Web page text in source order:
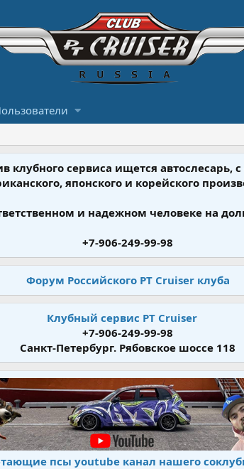
клубного сервиса ищется
японского и корейского
и надежном человеке на
+7-906-249-99-98
Форум Российского PT Cruiser клуба
Клубный сервис PT Cruiser
+7-906-249-99-98
Санкт-Петербург. Рябовское шоссе 118
псы youtube канал нашего